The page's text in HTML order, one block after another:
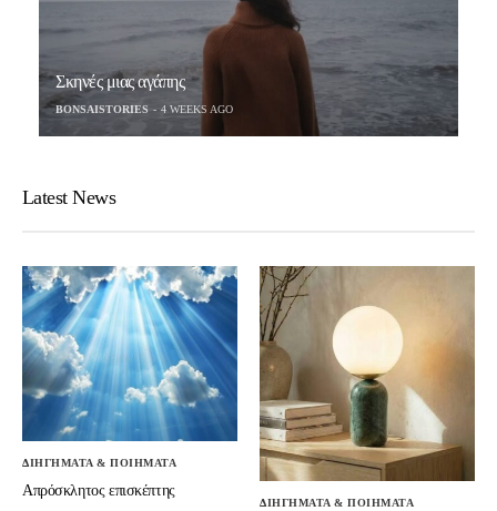
Σκηνές μιας αγάπης
BONSAISTORIES 4 WEEKS AGO
Latest News
ΔΙΗΓΗΜΑΤΑ & ΠΟΙΗΜΑΤΑ
Απρόσκλητος επισκέπτης
ΔΙΗΓΗΜΑΤΑ & ΠΟΙΗΜΑΤΑ